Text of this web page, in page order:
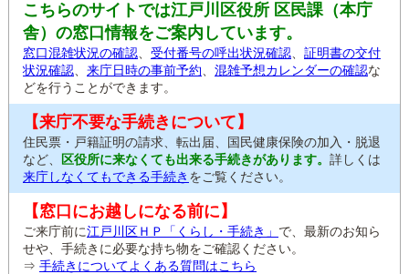
こちらのサイトでは江戸川区役所 区民課（本庁
舎）の窓口情報をご案内しています。
窓口混雑状況の確認 受付番号の呼出状況確認
証明書の交付
状況確認
来庁日時の事前予約 混雑予想カレンダーの確認な
どを行うことができます。
【来庁不要な手続きについて】
住民票・戸籍証明の請求、転出届、国民健康保険の加入・脱退
など、
区役所に来なくても出来る手続きがあります。 詳しくは
来庁しなくてもできる手続き をご覧ください。
【窓口にお越しになる前に】
ご来庁前に江戸川区ＨＰ「くらし・手続き」 で、最新のお知ら
せや、手続きに必要な持ち物をご確認ください。
⇒ 手続きについてよくある質問はこちら